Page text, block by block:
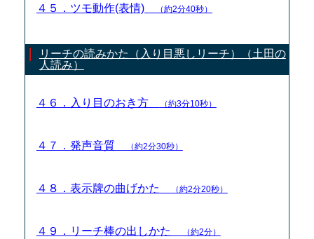
４５．ツモ動作(表情) （約2分40秒）
リーチの読みかた（入り目悪しリーチ）（土田の
人読み）
４６．入り目のおき方 （約3分10秒）
４７．発声音質 （約2分30秒）
４８．表示牌の曲げかた （約2分20秒）
４９．リーチ棒の出しかた （約2分）